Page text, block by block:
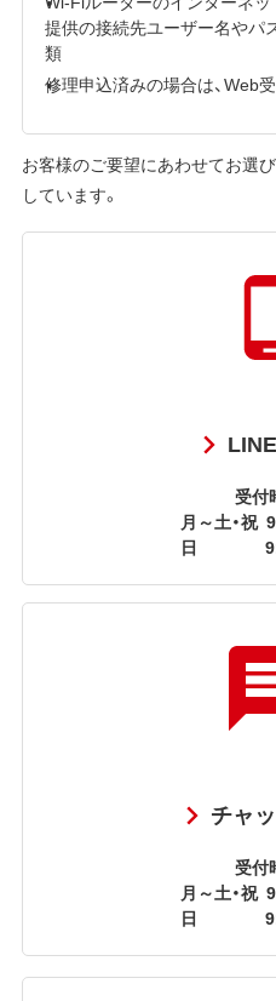
提供の接続先ユーザー名やパ
類
修理申込済みの場合は、Web受
お客様のご要望にあわせてお選
しています。
受付
月～土・祝
日
チャ
受付
月～土・祝
日